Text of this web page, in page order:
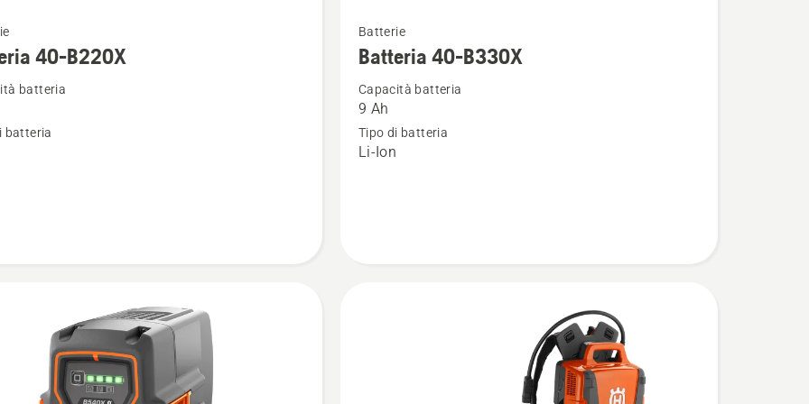
40-B220X
batteria
batteria
maggiori
dettagli
40-
Batterie
Batteria 40-B330X
Capacità batteria
9 Ah
Tipo di batteria
Li-Ion